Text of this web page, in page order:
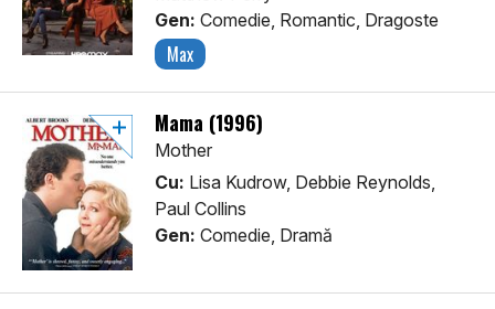
Gen: Comedie, Romantic, Dragoste
Max
Mama (1996)
Mother
Cu: Lisa Kudrow, Debbie Reynolds,
Paul Collins
Gen: Comedie, Dramă